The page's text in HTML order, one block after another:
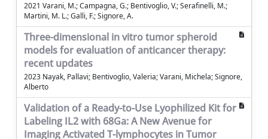
2021 Varani, M.; Campagna, G.; Bentivoglio, V.; Serafinelli, M.;
Martini, M. L.; Galli, F.; Signore, A.
Three-dimensional in vitro tumor spheroid
models for evaluation of anticancer therapy:
recent updates
2023 Nayak, Pallavi; Bentivoglio, Valeria; Varani, Michela; Signore,
Alberto
Validation of a Ready-to-Use Lyophilized Kit for
Labeling IL2 with 68Ga: A New Avenue for
Imaging Activated T-lymphocytes in Tumor